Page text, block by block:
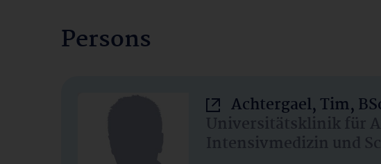
Persons
Achtergael, Tim,
Universitätsklinik für
Intensivmedizin und